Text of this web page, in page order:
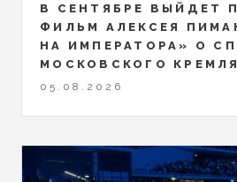
В СЕНТЯБРЕ ВЫЙДЕТ
ФИЛЬМ АЛЕКСЕЯ
НА ИМПЕРАТОРА» О
МОСКОВСКОГО КРЕМЛЯ
05.08.2026